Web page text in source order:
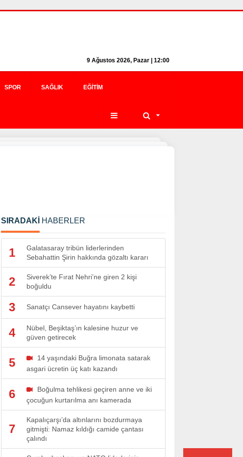
9 Ağustos 2026, Pazar | 12:00
SPOR SAĞLIK EĞITIM
SIRADAKİ HABERLER
1
Galatasaray tribün liderlerinden
Sebahattin Şirin hakkında gözaltı kararı
2
Siverek’te Fırat Nehri’ne giren 2 kişi
boğuldu
3 Sanatçı Cansever hayatını kaybetti
4
Nübel, Beşiktaş’ın kalesine huzur ve
güven getirecek
5
14 yaşındaki Buğra limonata satarak
asgari ücretin üç katı kazandı
6
Boğulma tehlikesi geçiren anne ve iki
çocuğun kurtarılma anı kamerada
7
Kapalıçarşı’da altınlarını bozdurmaya
gitmişti: Namaz kıldığı camide çantası
çalındı